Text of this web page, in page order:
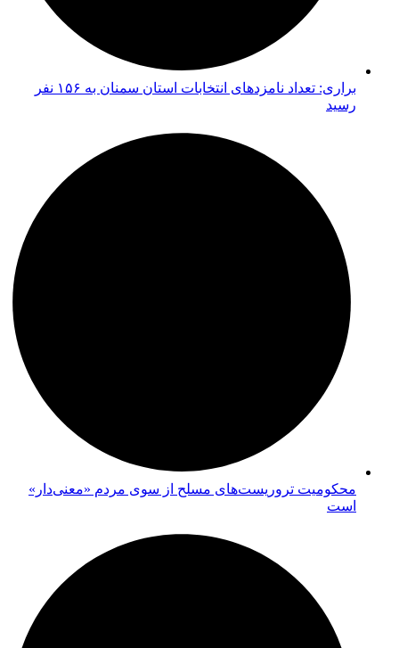
براری: تعداد نامزدهای انتخابات استان سمنان به ۱۵۶ نفر
رسید
محکومیت تروریست‌های مسلح از سوی مردم «معنی‌دار»
است